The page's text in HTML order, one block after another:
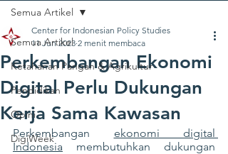
Semua Artikel
Ketahanan Pangan & Agrikultur
Pendidikan
Opini
DigiWeek
Semua Artikel
Perkembangan Ekonomi
Digital Perlu Dukungan
Kerja Sama Kawasan
Center for Indonesian Policy Studies
11 Jun 2023 2 menit membaca
Perkembangan ekonomi digital
Indonesia membutuhkan dukungan